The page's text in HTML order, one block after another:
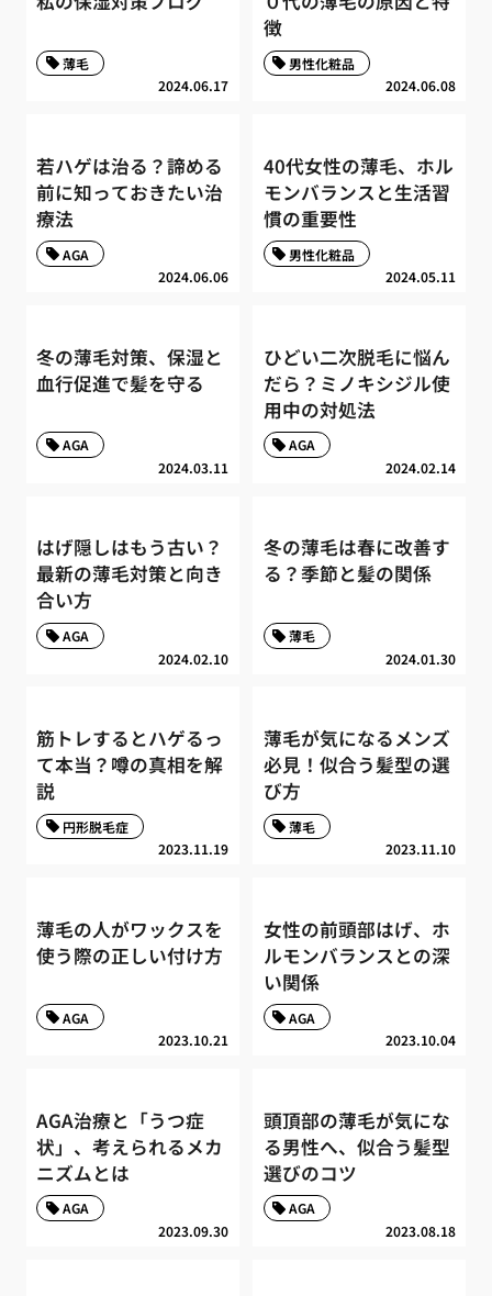
2024.06.17
薄毛
徴
2024.06.08
男性化粧品
若ハゲは治る？諦める
前に知っておきたい治
療法
2024.06.06
AGA
40代女性の薄毛、ホル
モンバランスと生活習
慣の重要性
2024.05.11
男性化粧品
冬の薄毛対策、保湿と
血行促進で髪を守る
2024.03.11
AGA
ひどい二次脱毛に悩ん
だら？ミノキシジル使
用中の対処法
2024.02.14
AGA
はげ隠しはもう古い？
最新の薄毛対策と向き
合い方
2024.02.10
AGA
冬の薄毛は春に改善す
る？季節と髪の関係
2024.01.30
薄毛
筋トレするとハゲるっ
て本当？噂の真相を解
説
2023.11.19
円形脱毛症
薄毛が気になるメンズ
必見！似合う髪型の選
び方
2023.11.10
薄毛
薄毛の人がワックスを
使う際の正しい付け方
2023.10.21
AGA
女性の前頭部はげ、ホ
ルモンバランスとの深
い関係
2023.10.04
AGA
AGA治療と「うつ症
状」、考えられるメカ
ニズムとは
2023.09.30
AGA
頭頂部の薄毛が気にな
る男性へ、似合う髪型
選びのコツ
2023.08.18
AGA